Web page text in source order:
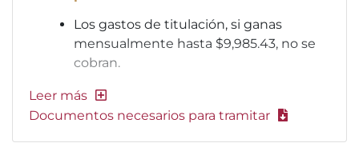
Los gastos de titulación, si ganas
mensualmente hasta $9,985.43, no se
cobran.
Documentos necesarios para tramitar